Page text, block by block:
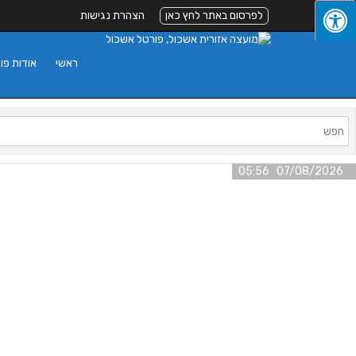
לפרסום באתר לחץ כאן הצהרת נגישות
אודות ראשי
07/08/2026 05:56